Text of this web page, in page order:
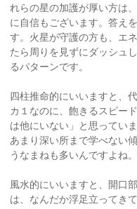
れらの星の加護が厚い方は
に自信もございます。答え
す。火星が守護の方も、エ
たら周りを見ずにダッシュ
るパターンです。
四柱推命的にいいますと、
カ１なのに、飽きるスピー
は他にいない」と思ってい
あまり深い所まで学べない
うなまねも多いんですよね。
風水的にいいますと、開口
は、なんだか浮足立ってき